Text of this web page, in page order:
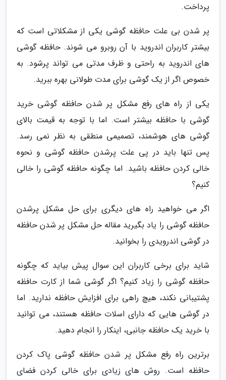
پرداخت.
پر شدن بی علت حافظه گوشی یکی از مشکلاتی است که
بیشتر کاربران اندروید با آن روبرو می شوند. حافظه گوشی
های اندروید به راحتی و ظرف مدتی می تواند پرشود. به
خصوص اگر از یک گوشی برای مدت طولانی بهره ببرید.
یکی از راه های رفع مشکل پر شدن حافظه گوشی خرید
گوشی با حافظه بیشتر است. اما با توجه به قیمت بالای
گوشی های هوشمند، تصمیمی منطقی به نظر نمی رسد.
پس تنها باید در پی علت پرشدن حافظه گوشی و نحوه
خالی کردن حافظه باشید. اما چگونه حافظه گوشی را خالی
کنیم؟
اگر می خواهید راه های دیگری برای حل مشکل پرشدن
حافظه گوشی را یاد بگیرید مقاله حل مشکل پر شدن حافظه
در گوشی اندرویدی را بخوانید.
شاید برای برخی کاربران این سوال پیش بیاید که چگونه
حافظه گوشی را زیاد کنیم؟ اگر گوشی شما از کارت حافظه
پشتیبانی نکند، هیچ راهی برای افزایش حافظه ندارید. اما
در گوشی هایی که دارای اسلات حافظه هستند، می توانید
با خرید یک حافظه جانبی، اینکار را انجام دهید.
برترین راه رفع مشکل پر شدن حافظه گوشی پاک کردن
حافظه است. روش های زیادی برای خالی کردن فضای